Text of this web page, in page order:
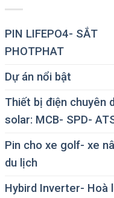
PIN LIFEPO4- SẮT
PHOTPHAT
Dự án nổi bật
Thiết bị điện chuyên
solar: MCB- SPD-
Pin cho xe golf- xe
du lịch
Hybird Inverter- Hoà